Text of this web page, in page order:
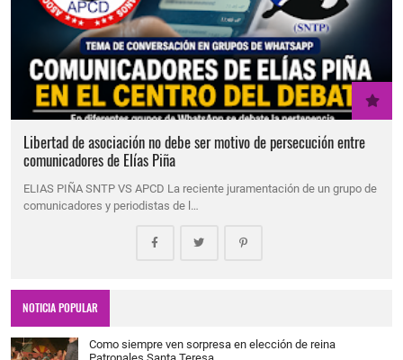
Libertad de asociación no debe ser motivo de persecución entre
comunicadores de Elías Piña
ELIAS PIÑA SNTP VS APCD La reciente juramentación de un grupo de
comunicadores y periodistas de l…
NOTICIA POPULAR
Como siempre ven sorpresa en elección de reina